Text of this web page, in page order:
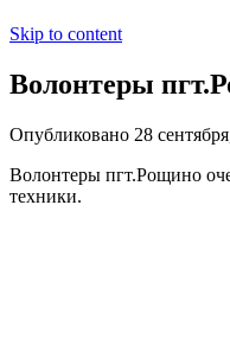
Skip to content
Волонтеры
Опубликовано 28
Волонтеры пгт.Рощино
техники.